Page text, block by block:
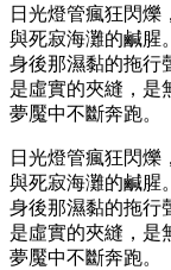
日光燈管瘋狂閃爍
與死寂海灘的鹹腥
身後那濕黏的拖行
是虛實的夾縫，是
夢魘中不斷奔跑。
日光燈管瘋狂閃爍
與死寂海灘的鹹腥
身後那濕黏的拖行
是虛實的夾縫，是
夢魘中不斷奔跑。